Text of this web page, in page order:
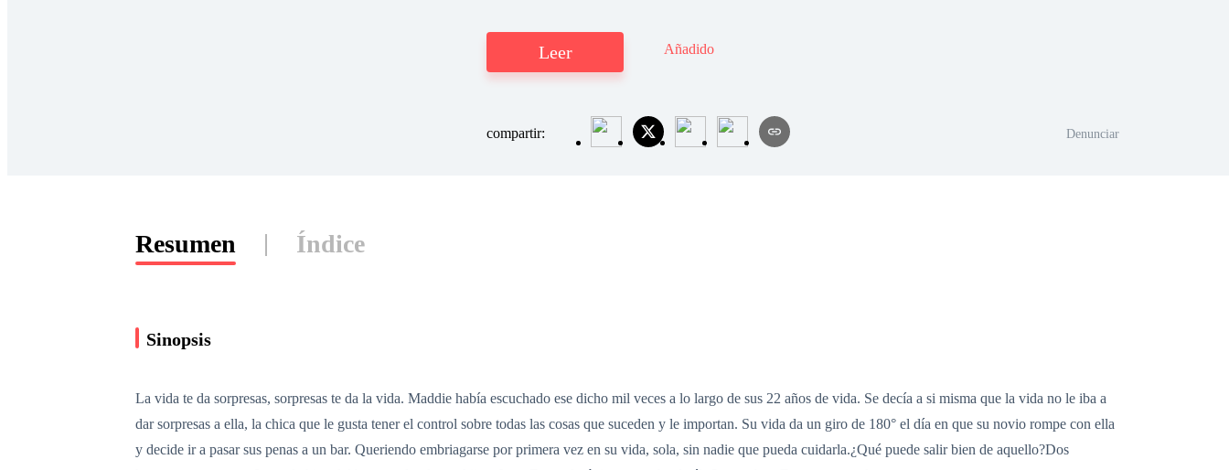
Leer Añadido
compartir: Denunciar
Resumen Índice
Sinopsis
La vida te da sorpresas, sorpresas te da la vida. Maddie había escuchado ese dicho mil veces a lo largo de sus 22 años de vida. Se decía a si misma que la vida no le iba a
dar sorpresas a ella, la chica que le gusta tener el control sobre todas las cosas que suceden y le importan. Su vida da un giro de 180° el día en que su novio rompe con ella
y decide ir a pasar sus penas a un bar. Queriendo embriagarse por primera vez en su vida, sola, sin nadie que pueda cuidarla.¿Qué puede salir bien de aquello?Dos